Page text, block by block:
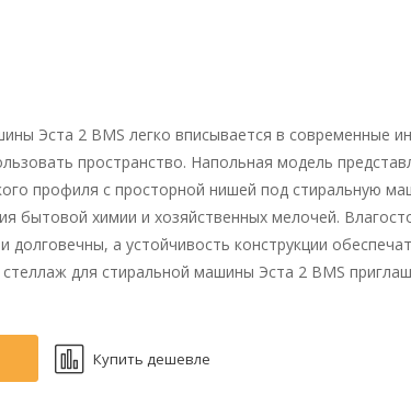
Эста 2 BMS легко вписывается в современные
пространство. Напольная модель
профиля с просторной нишей под стиральную
бытовой химии и хозяйственных мелочей.
долговечны, а устойчивость конструкции обеспечат
для стиральной машины Эста 2 BMS
Купить дешевле